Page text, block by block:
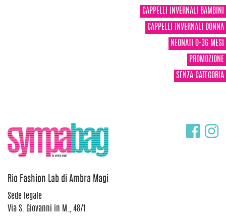
CAPPELLI INVERNALI BAMBINI
CAPPELLI INVERNALI DONNA
NEONATI 0-36 MESI
PROMOZIONE
SENZA CATEGORIA
Rio Fashion Lab di Ambra Magi
Sede legale
Via S. Giovanni in M., 48/1